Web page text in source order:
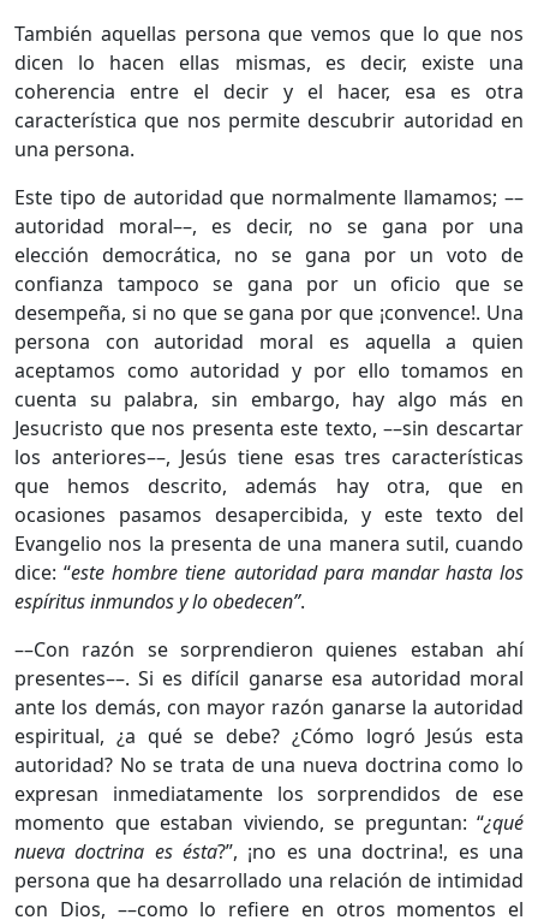
También aquellas persona que vemos que lo que nos
dicen lo hacen ellas mismas, es decir, existe una
coherencia entre el decir y el hacer, esa es otra
característica que nos permite descubrir autoridad en
una persona.
Este tipo de autoridad que normalmente llamamos; ––
autoridad moral––, es decir, no se gana por una
elección democrática, no se gana por un voto de
confianza tampoco se gana por un oficio que se
desempeña, si no que se gana por que ¡convence!. Una
persona con autoridad moral es aquella a quien
aceptamos como autoridad y por ello tomamos en
cuenta su palabra, sin embargo, hay algo más en
Jesucristo que nos presenta este texto, ––sin descartar
los anteriores––, Jesús tiene esas tres características
que hemos descrito, además hay otra, que en
ocasiones pasamos desapercibida, y este texto del
Evangelio nos la presenta de una manera sutil, cuando
dice: “este hombre tiene autoridad para mandar hasta los
espíritus inmundos y lo obedecen”.
––Con razón se sorprendieron quienes estaban ahí
presentes––. Si es difícil ganarse esa autoridad moral
ante los demás, con mayor razón ganarse la autoridad
espiritual, ¿a qué se debe? ¿Cómo logró Jesús esta
autoridad? No se trata de una nueva doctrina como lo
expresan inmediatamente los sorprendidos de ese
momento que estaban viviendo, se preguntan: “¿qué
nueva doctrina es ésta?”, ¡no es una doctrina!, es una
persona que ha desarrollado una relación de intimidad
con Dios, ––como lo refiere en otros momentos el